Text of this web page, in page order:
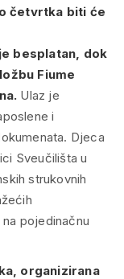
četvrtka biti će
besplatan, dok
Fiume
Ulaz je
i
Djeca
Sveučilišta u
strukovnih
pojedinačnu
organizirana